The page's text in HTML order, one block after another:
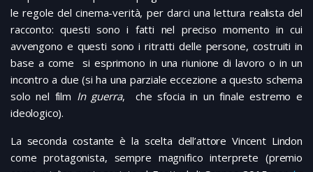
le regole del cinema-verità, per darci una lettura realista del
racconto: questi sono i fatti nel preciso momento in cui
avvengono e questi sono i ritratti delle persone, costruiti in
base a come si esprimono in una riunione di lavoro o in un
incontro a due (si ha una parziale eccezione a questo schema
solo nel film In guerra, che sfocia in un finale estremo e
ideologico).
La seconda costante è la scelta dell’attore Vincent Lindon
come protagonista, sempre magnifico interprete (premio